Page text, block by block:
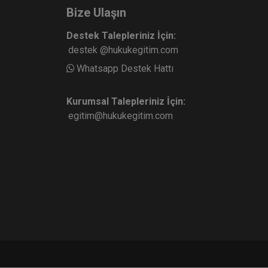
Devir ve Temlik - III. Borçlar
Hukuku Kongresi - VIII.
TL
Bize Ulaşın
Destek Talepleriniz İçin:
destek @hukukegitim.com
Whatsapp Destek Hattı
Kurumsal Talepleriniz İçin:
egitim@hukukegitim.com